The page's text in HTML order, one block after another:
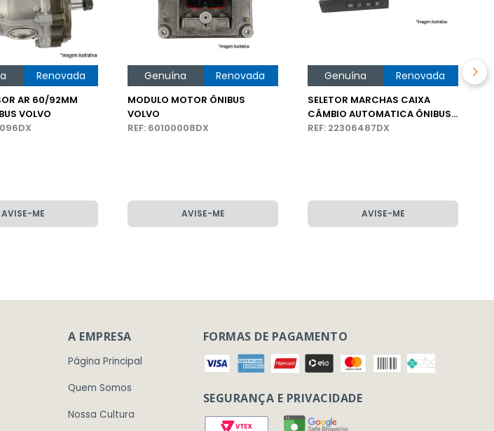
Renovada
AR 60/92MM
VOLVO
AVISE-ME
Genuína Renovada
MODULO MOTOR ÔNIBUS
VOLVO
REF: 60100008DX
AVISE-ME
Genuína Renovada
SELETOR MARCHAS CAIXA
CÂMBIO AUTOMATICA ÔNIBUS
VOLVO
REF: 22306487DX
AVISE-ME
A EMPRESA
Página Principal
Quem Somos
Nossa Cultura
FORMAS DE PAGAMENTO
SEGURANÇA E PRIVACIDADE